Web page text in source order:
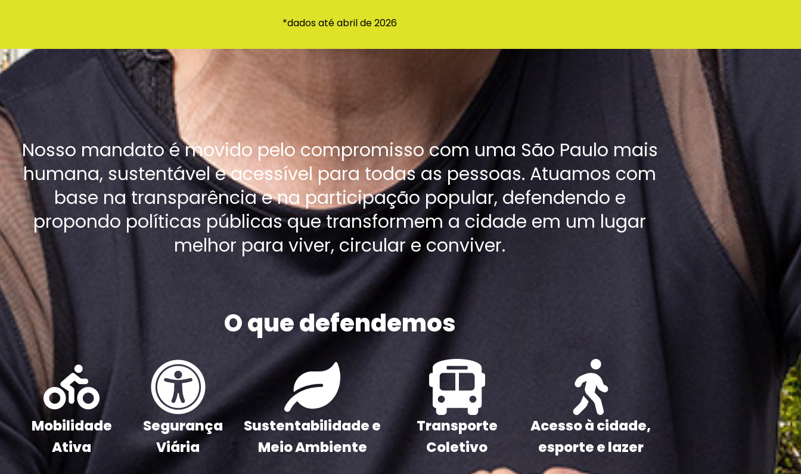
*dados até abril de 2026
Nosso mandato é movido pelo compromisso com uma São Paulo mais
humana, sustentável e acessível para todas as pessoas. Atuamos com
base na transparência e na participação popular, defendendo e
propondo políticas públicas que transformem a cidade em um lugar
melhor para viver, circular e conviver.
O que defendemos
Mobilidade
Ativa
Segurança
Viária
Sustentabilidade e
Meio Ambiente
Transporte
Coletivo
Acesso à cidade,
esporte e lazer